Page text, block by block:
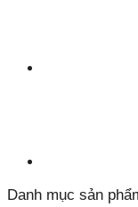
Danh mục sản